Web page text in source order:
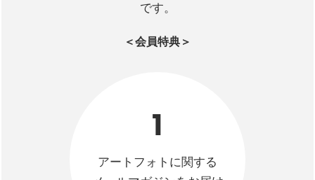
です。
＜会員特典＞
1
アートフォトに関する